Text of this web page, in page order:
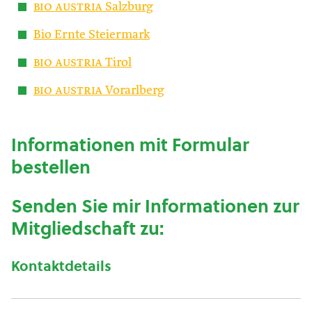
bio austria Salzburg
Bio Ernte Steiermark
bio austria Tirol
bio austria Vorarlberg
Informationen mit Formular
bestellen
Senden Sie mir Informationen zur
Mitgliedschaft zu:
Kontaktdetails